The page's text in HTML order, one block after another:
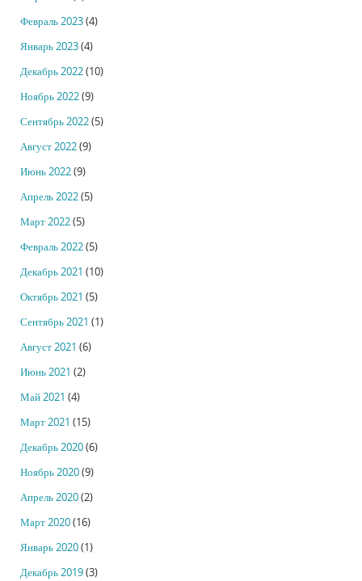
Февраль 2023(4)
Январь 2023(4)
Декабрь 2022(10)
Ноябрь 2022(9)
Сентябрь 2022(5)
Август 2022(9)
Июнь 2022(9)
Апрель 2022(5)
Март 2022(5)
Февраль 2022(5)
Декабрь 2021 (10)
Октябрь 2021 (5)
Сентябрь 2021 (1)
Август 2021 (6)
Июнь 2021 (2)
Май 2021 (4)
Март 2021 (15)
Декабрь 2020(6)
Ноябрь 2020(9)
Апрель 2020(2)
Март 2020(16)
Январь 2020(1)
Декабрь 2019(3)